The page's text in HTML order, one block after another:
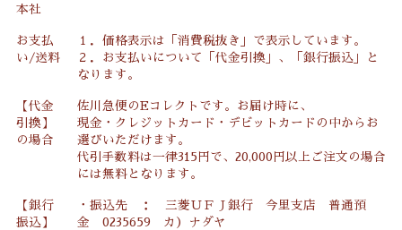
本社
お支払
い/送料
１．価格表示は「消費税抜き」で表示しています。
２．お支払いについて「代金引換」、「銀行振込」と
なります。
【代金
引換】
の場合
佐川急便のEコレクトです。お届け時に、
現金・クレジットカード・デビットカードの中からお
選びいただけます。
代引手数料は一律315円で、20,000円以上ご注文の場合
には無料となります。
【銀行
振込】
・振込先 ： 三菱ＵＦＪ銀行 今里支店 普通預
金 0235659 カ）ナダヤ